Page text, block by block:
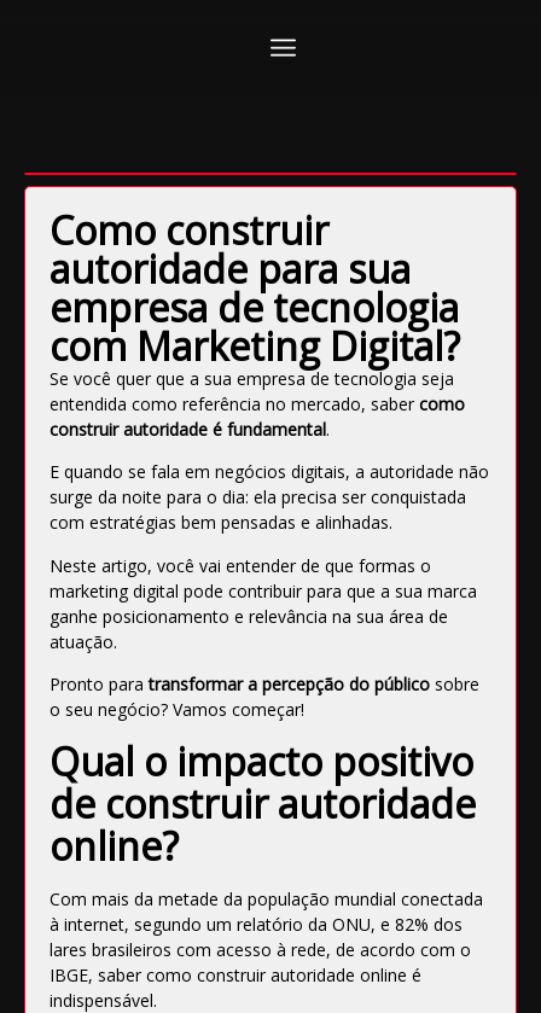
Como construir
autoridade para sua
empresa de tecnologia
com Marketing Digital?
Se você quer que a sua empresa de tecnologia seja
entendida como referência no mercado, saber como
construir autoridade é fundamental.
E quando se fala em negócios digitais, a autoridade não
surge da noite para o dia: ela precisa ser conquistada
com estratégias bem pensadas e alinhadas.
Neste artigo, você vai entender de que formas o
marketing digital pode contribuir para que a sua marca
ganhe posicionamento e relevância na sua área de
atuação.
Pronto paratransformar a percepção do público sobre
o seu negócio? Vamos começar!
Qual o impacto positivo
de construir autoridade
online?
Com mais da metade da população mundial conectada
à internet, segundo um relatório da ONU, e 82% dos
lares brasileiros com acesso à rede, de acordo com o
IBGE, saber como construir autoridade online é
indispensável.